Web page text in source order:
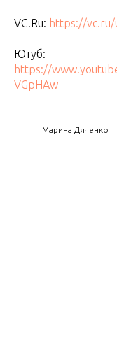
VC.Ru: https://
Ютуб:
https://
VGpHAw
Марина Дяченко